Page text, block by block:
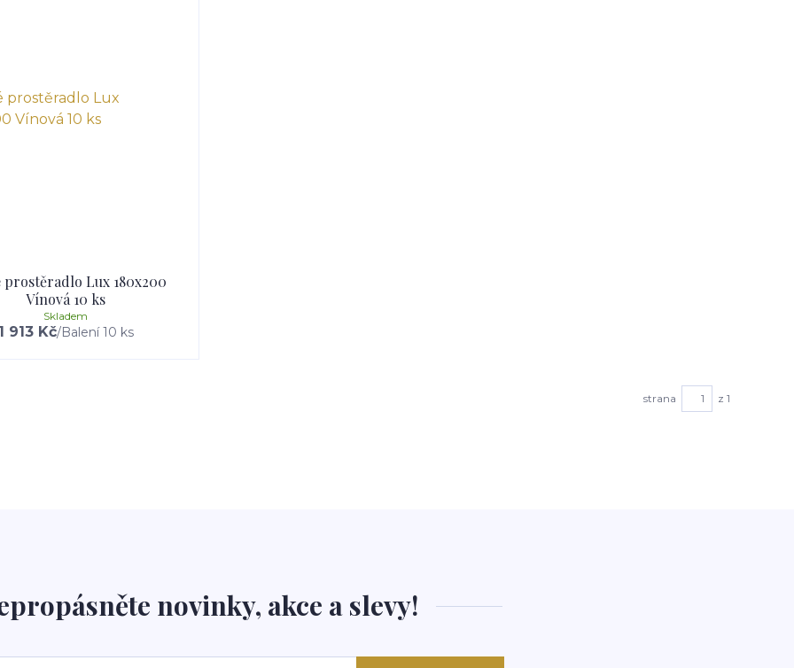
Lux 180x200
Vínová 10 ks
913 Kč/Balení 10 ks
Skladem
strana z 1
novinky, akce a slevy!